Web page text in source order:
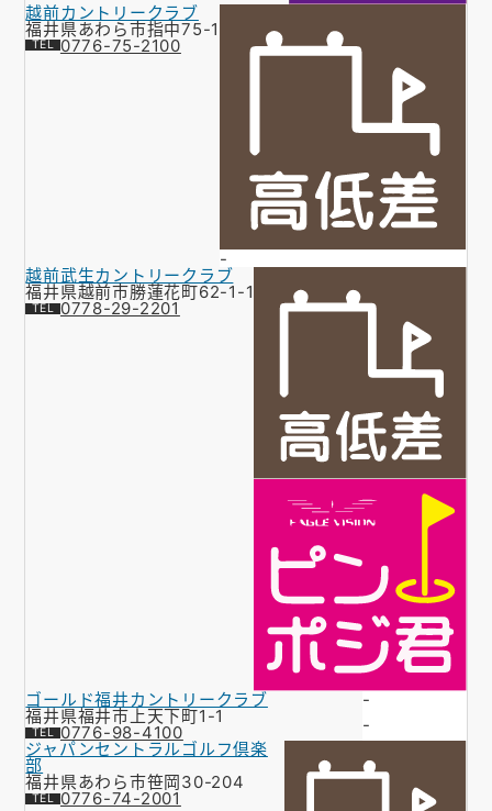
越前カントリークラブ
福井県あわら市指中75-1
0776-75-2100
-
越前武生カントリークラブ
福井県越前市勝蓮花町62-1-1
0778-29-2201
ゴールド福井カントリークラブ
福井県福井市上天下町1-1
0776-98-4100
-
-
ジャパンセントラルゴルフ倶楽
部
福井県あわら市笹岡30-204
0776-74-2001